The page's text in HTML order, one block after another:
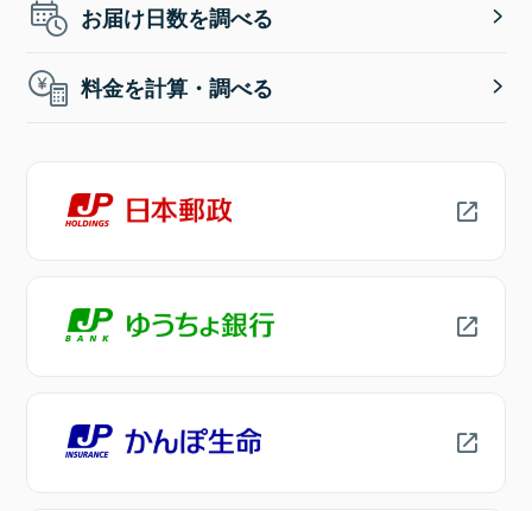
お届け日数を調べる
料金を計算・調べる